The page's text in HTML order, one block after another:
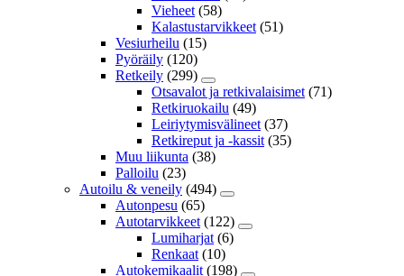
Vieheet (58)
Kalastustarvikkeet (51)
Vesiurheilu (15)
Pyöräily (120)
Retkeily (299)
Otsavalot ja retkivalaisimet (71)
Retkiruokailu (49)
Leiriytymisvälineet (37)
Retkireput ja -kassit (35)
Muu liikunta (38)
Palloilu (23)
Autoilu & veneily (494)
Autonpesu (65)
Autotarvikkeet (122)
Lumiharjat (6)
Renkaat (10)
Autokemikaalit (198)